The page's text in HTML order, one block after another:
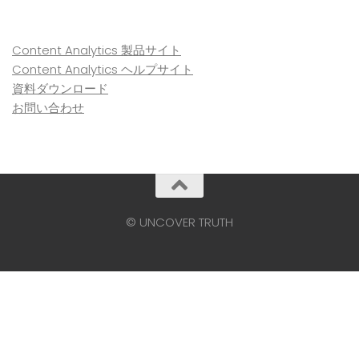
Content Analytics 製品サイト
Content Analytics ヘルプサイト
資料ダウンロード
お問い合わせ
© UNCOVER TRUTH